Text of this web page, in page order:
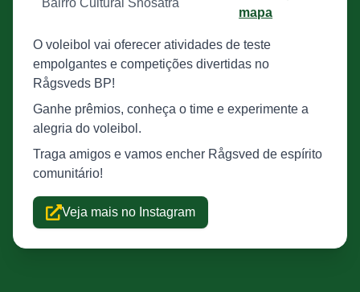
Bairro Cultural Snösätra
mapa
O voleibol vai oferecer atividades de teste
empolgantes e competições divertidas no
Rågsveds BP!
Ganhe prêmios, conheça o time e experimente a
alegria do voleibol.
Traga amigos e vamos encher Rågsved de espírito
comunitário!
Veja mais no Instagram